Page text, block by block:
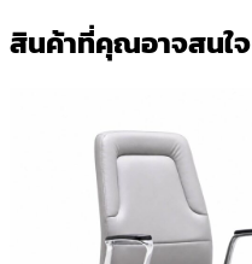
สินค้าที่คุณอาจสนใจ